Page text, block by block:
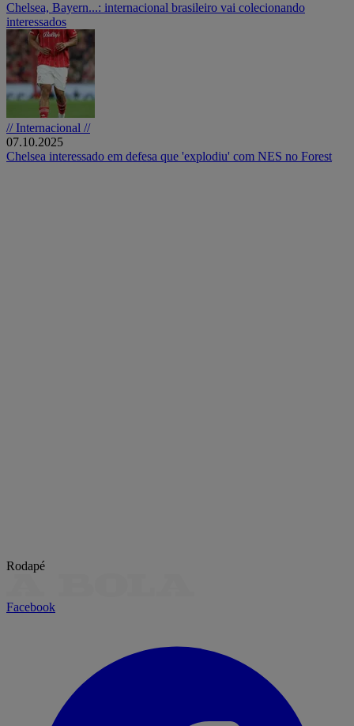
Chelsea, Bayern...: internacional brasileiro vai colecionando
interessados
// Internacional //
07.10.2025
Chelsea interessado em defesa que 'explodiu' com NES no Forest
Rodapé
Facebook